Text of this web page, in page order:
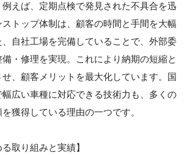
えば、定期点検で発見された不具合を迅
トップ体制は、顧客の時間と手間を大幅
自社工場を完備していることで、外部委
・修理を実現。これにより納期の短縮と
、顧客メリットを最大化しています。国
広い車種に対応できる技術力も、多くの
獲得している理由の一つです。
取り組みと実績】